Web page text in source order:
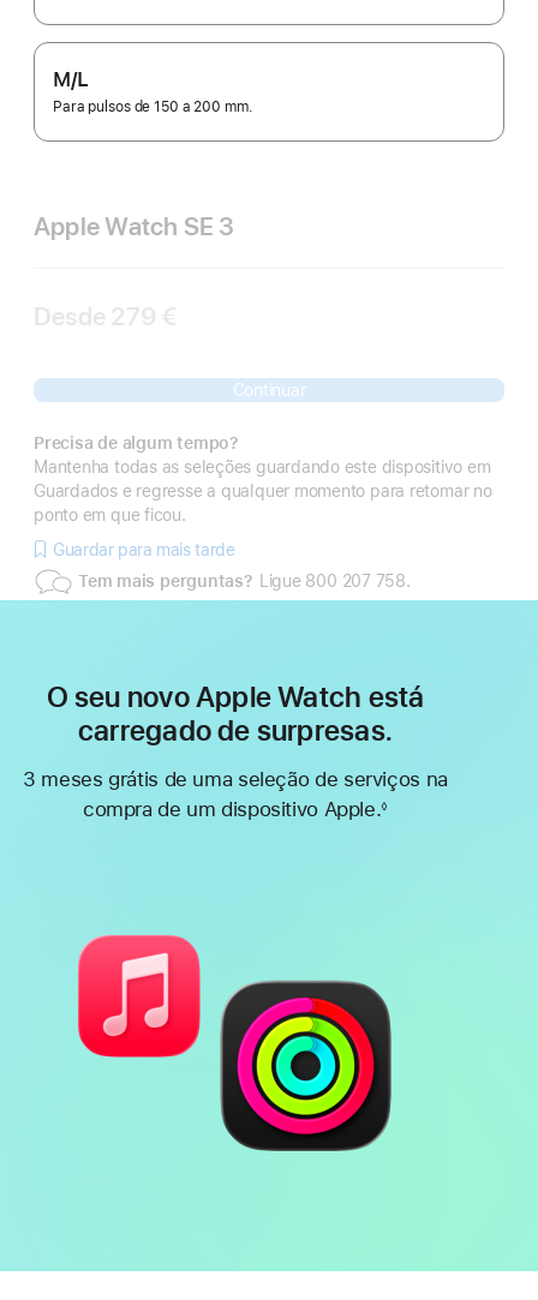
M/L
Para pulsos de 150 a 200 mm.
Apple Watch SE 3
Desde 279 €
Continuar
Precisa de algum tempo?
Mantenha todas as seleções guardando este dispositivo em
Guardados e regresse a qualquer momento para retomar no
ponto em que ficou.
Guardar para mais tarde
Tem mais perguntas?
Ligue 800 207 758.
O seu novo Apple Watch está
carregado de surpresas.
3 meses grátis de uma seleção de serviços na
compra de um dispositivo Apple.◊